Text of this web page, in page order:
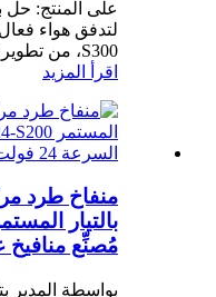
S300، من تطوير شركة نينغبو...
اقرأ المزيد
منفاخ طرد
مُصنِّع منافيخ
بواسطة المدير بتاريخ